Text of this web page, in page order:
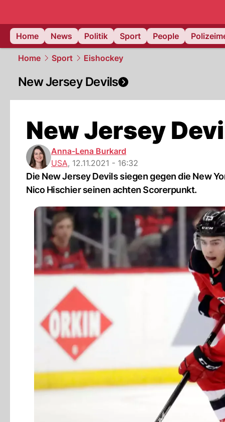
Home
News Politik Sport People
Home Sport Eishockey
New Jersey Devils
New Jersey
Anna-Lena Burkard
USA, 12.11.2021 - 16:32
Die New Jersey Devils siegen gegen die New
Nico Hischier seinen achten Scorerpunkt.